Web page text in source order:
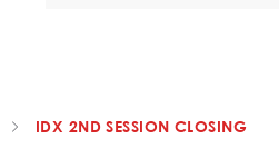
IDX 2ND SESSION CLOSING